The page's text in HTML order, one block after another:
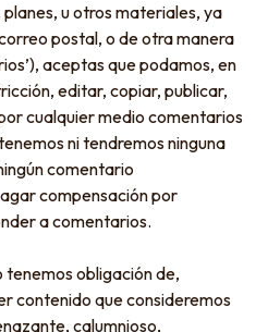
u otros materiales, ya
postal, o de otra manera
aceptas que podamos, en
editar, copiar, publicar,
cualquier medio comentarios
ni tendremos ninguna
comentario
compensación por
a comentarios.
obligación de,
contenido que consideremos
calumnioso,